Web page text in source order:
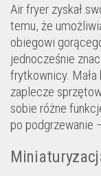
Air fryer zyskał
temu, że
obiegowi
jednocześnie
frytkownicy. Mała
zaplecze
sobie różne
po podgrzewanie